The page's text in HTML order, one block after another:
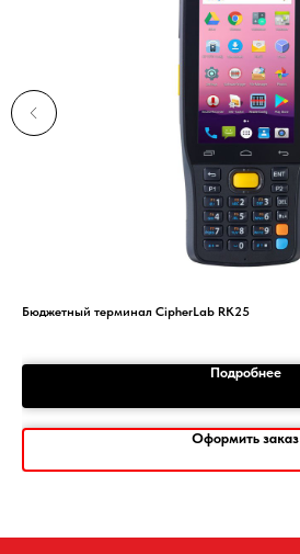
Бюджетный терминал CipherLab RK25
Подробнее
Оформить заказ